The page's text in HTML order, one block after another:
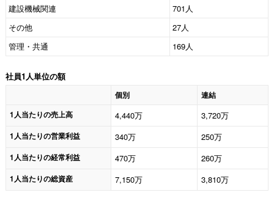
建設機械関連
701人
その他
27人
管理・共通
169人
社員1人単位の額
個別
連結
1人当たりの売上高
4,440万 3,720万
1人当たりの営業利益 340万 250万
1人当たりの経常利益 470万 260万
1人当たりの総資産 7,150万 3,810万